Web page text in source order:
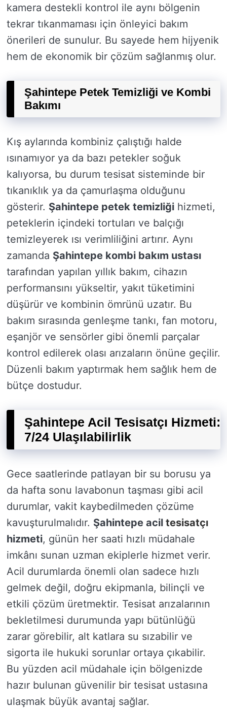
kamera destekli kontrol ile aynı bölgenin
tekrar tıkanmaması için önleyici bakım
önerileri de sunulur. Bu sayede hem hijyenik
hem de ekonomik bir çözüm sağlanmış olur.
Şahintepe Petek Temizliği ve Kombi
Bakımı
Kış aylarında kombiniz çalıştığı halde
ısınamıyor ya da bazı petekler soğuk
kalıyorsa, bu durum tesisat sisteminde bir
tıkanıklık ya da çamurlaşma olduğunu
gösterir. Şahintepe petek temizliği hizmeti,
peteklerin içindeki tortuları ve balçığı
temizleyerek ısı verimliliğini artırır. Aynı
zamanda Şahintepe kombi bakım ustası
tarafından yapılan yıllık bakım, cihazın
performansını yükseltir, yakıt tüketimini
düşürür ve kombinin ömrünü uzatır. Bu
bakım sırasında genleşme tankı, fan motoru,
eşanjör ve sensörler gibi önemli parçalar
kontrol edilerek olası arızaların önüne geçilir.
Düzenli bakım yaptırmak hem sağlık hem de
bütçe dostudur.
Şahintepe Acil Tesisatçı Hizmeti:
7/24 Ulaşılabilirlik
Gece saatlerinde patlayan bir su borusu ya
da hafta sonu lavabonun taşması gibi acil
durumlar, vakit kaybedilmeden çözüme
kavuşturulmalıdır. Şahintepe acil tesisatçı
hizmeti, günün her saati hızlı müdahale
imkânı sunan uzman ekiplerle hizmet verir.
Acil durumlarda önemli olan sadece hızlı
gelmek değil, doğru ekipmanla, bilinçli ve
etkili çözüm üretmektir. Tesisat arızalarının
bekletilmesi durumunda yapı bütünlüğü
zarar görebilir, alt katlara su sızabilir ve
sigorta ile hukuki sorunlar ortaya çıkabilir.
Bu yüzden acil müdahale için bölgenizde
hazır bulunan güvenilir bir tesisat ustasına
ulaşmak büyük avantaj sağlar.